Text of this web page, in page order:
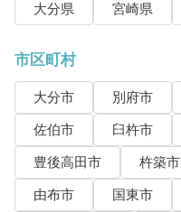
大分県
宮崎県
市区町村
大分市 別府市
佐伯市
臼杵市
豊後高田市
杵築市
由布市
国東市